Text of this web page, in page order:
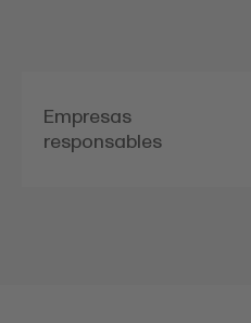
Empresas
responsables